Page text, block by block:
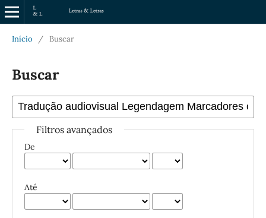
Início / Buscar
Buscar
Filtros avançados
De
Até